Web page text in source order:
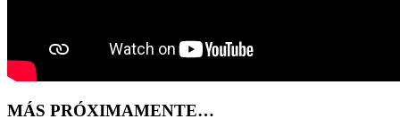
MÁS PRÓXIMAMENTE…